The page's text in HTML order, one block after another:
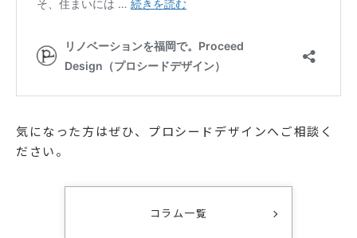
気になった方はぜひ、プロシードデザインへご相談く
ださい。
コラム一覧